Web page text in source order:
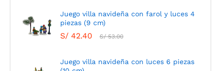
Juego villa navideña con farol y luces 4
piezas (9 cm)
S/42.40 S/53.00
Juego villa navideña con luces 6 piezas